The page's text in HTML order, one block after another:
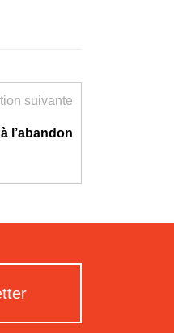
suivante
l’abandon